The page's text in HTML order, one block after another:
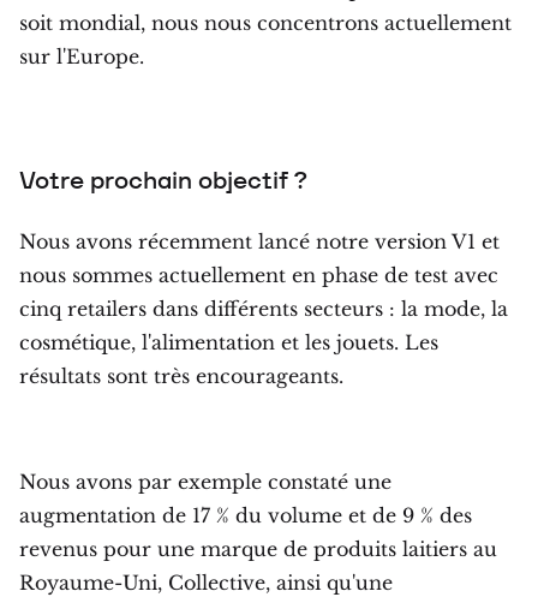
soit mondial, nous nous concentrons actuellement
sur l'Europe.
Votre prochain objectif ?
Nous avons récemment lancé notre version V1 et
nous sommes actuellement en phase de test avec
cinq retailers dans différents secteurs : la mode, la
cosmétique, l'alimentation et les jouets. Les
résultats sont très encourageants.
Nous avons par exemple constaté une
augmentation de 17 % du volume et de 9 % des
revenus pour une marque de produits laitiers au
Royaume-Uni, Collective, ainsi qu'une